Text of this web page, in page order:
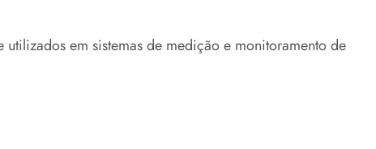
em sistemas de medição e monitoramento de